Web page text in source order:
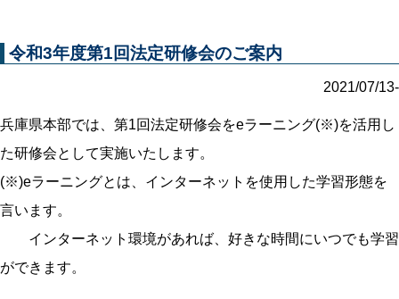
令和3年度第1回法定研修会のご案内
2021/07/13-
兵庫県本部では、第1回法定研修会をeラーニング(※)を活用し
た研修会として実施いたします。
(※)eラーニングとは、インターネットを使用した学習形態を
言います。
インターネット環境があれば、好きな時間にいつでも学習
ができます。